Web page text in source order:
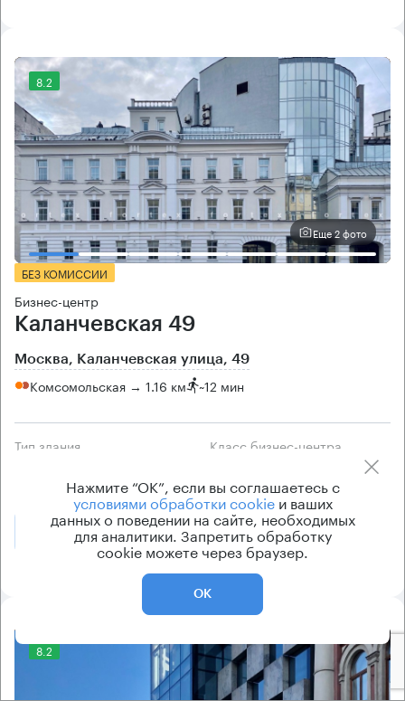
8.2
Еще 2 фото
БЕЗ КОМИССИИ
Бизнес-центр
Каланчевская 49
Москва, Каланчевская улица, 49
Комсомольская → 1.16 км ~12 мин
Тип здания Класс бизнес-центра
Позвонить Получить презентацию
8.2
Нажмите “ОК”, если вы соглашаетесь с
условиями обработки cookieи ваших
данных о поведении на сайте, необходимых
для аналитики. Запретить обработку
cookie можете через браузер.
ОК